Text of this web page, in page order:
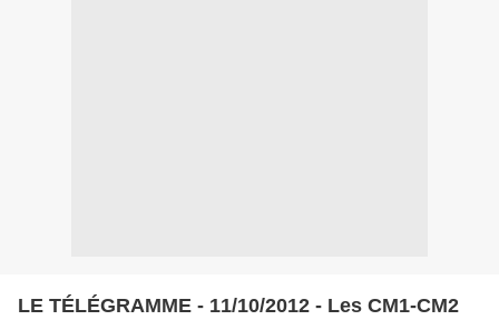
LE TÉLÉGRAMME - 11/10/2012 - Les CM1-CM2